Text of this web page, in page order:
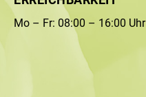
Mo – Fr: 08:00 – 16:00 Uhr